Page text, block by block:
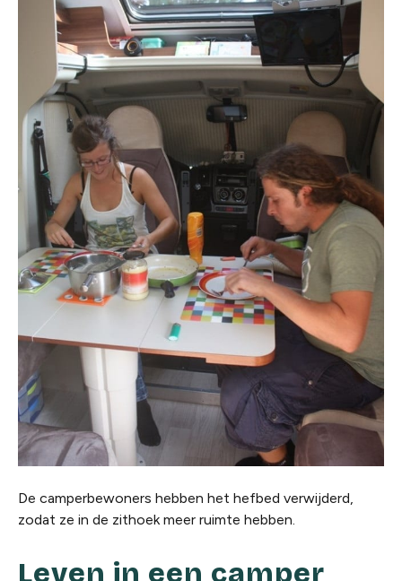
De camperbewoners hebben het hefbed verwijderd,
zodat ze in de zithoek meer ruimte hebben.
Leven in een camper